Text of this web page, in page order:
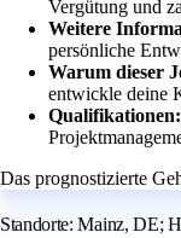
Vergütung und
Weitere
persönliche
Warum dieser
entwickle deine
Qualifikationen:
Das prognostizierte
Standorte: Mainz, DE;